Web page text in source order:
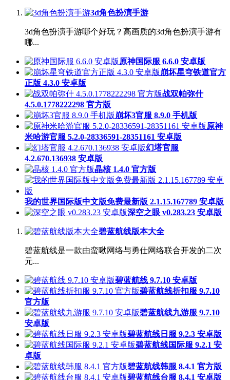
3d角色扮演手游
3d角色扮演手游哪个好玩？高画质的3d角色扮演手游有
哪...
原神国际服 6.6.0 安卓版
崩坏星穹铁道官方
正版 4.3.0 安卓版
战双帕弥什
4.5.0.1778222298 官方版
崩坏3官服 8.9.0 手机版
原神
米哈游官服 5.2.0-28336591-28351161 安卓版
幻塔官服
4.2.670.136938 安卓版
晶核 1.4.0 官方版
我的世界国际版中文版免费最新版 2.1.15.167789 安卓版
深空之眼 v0.283.23 安卓版
碧蓝航线版本大全
碧蓝航线是一款由蛮啾网络与勇仕网络联合开发的二次
元...
碧蓝航线 9.7.10 安卓版
碧蓝航线折扣服 9.7.10
官方版
碧蓝航线九游服 9.7.10
安卓版
碧蓝航线日服 9.2.3 安卓版
碧蓝航线国际服 9.2.1 安
卓版
碧蓝航线韩服 8.4.1 官方版
碧蓝航线台服 8.4.1 安卓版